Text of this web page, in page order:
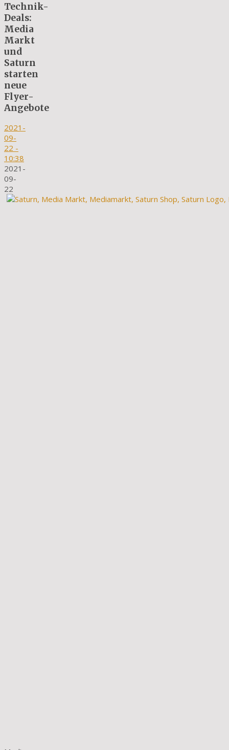
Technik-
Deals:
Media
Markt
und
Saturn
starten
neue
Flyer-
Angebote
2021-
09-
22 -
10:38
2021-
09-
22